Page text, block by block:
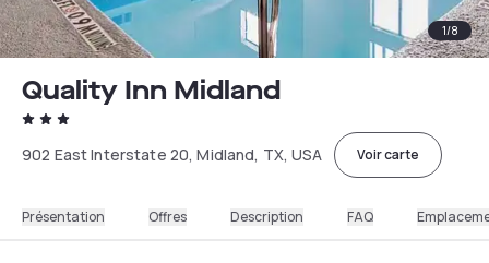
1/8
Quality Inn Midland
902 East Interstate 20, Midland, TX, USA Voir carte
Présentation Offres Description FAQ